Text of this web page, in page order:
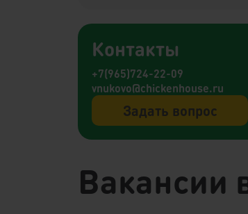
Контакты
+7(965)724-22-09
vnukovo@chickenhouse.ru
Задать вопрос
Вакансии